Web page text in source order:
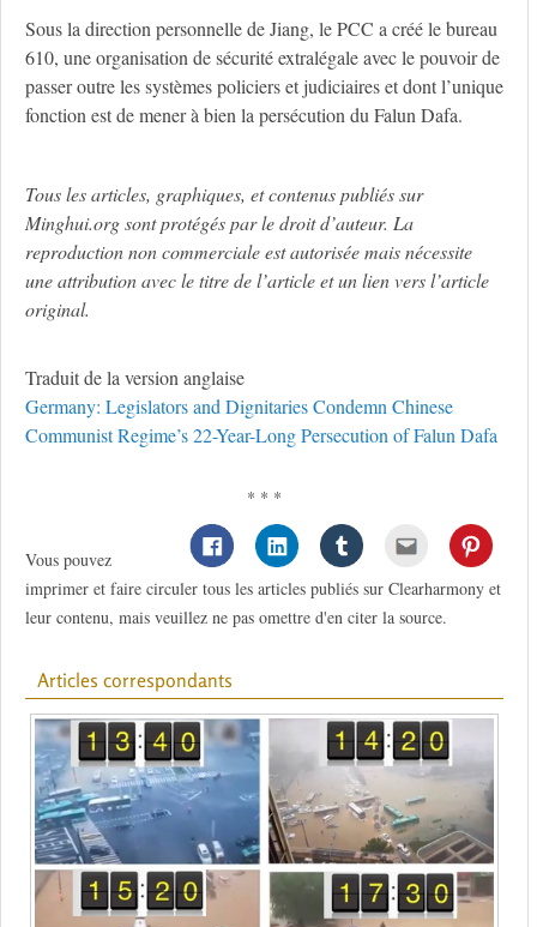
Sous la direction personnelle de Jiang, le PCC a créé le bureau
610, une organisation de sécurité extralégale avec le pouvoir de
passer outre les systèmes policiers et judiciaires et dont l’unique
fonction est de mener à bien la persécution du Falun Dafa.
Tous les articles, graphiques, et contenus publiés sur
Minghui.org sont protégés par le droit d’auteur. La
reproduction non commerciale est autorisée mais nécessite
une attribution avec le titre de l’article et un lien vers l’article
original.
Traduit de la version anglaise
Germany: Legislators and Dignitaries Condemn Chinese
Communist Regime’s 22-Year-Long Persecution of Falun Dafa
* * *
Vous pouvez
imprimer et faire circuler tous les articles publiés sur Clearharmony et
leur contenu, mais veuillez ne pas omettre d'en citer la source.
Articles correspondants